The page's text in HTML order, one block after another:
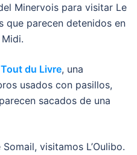
Minervois para visitar Le
que parecen detenidos en
du Livre, una
usados con pasillos,
sacados de una
visitamos L’Oulibo.